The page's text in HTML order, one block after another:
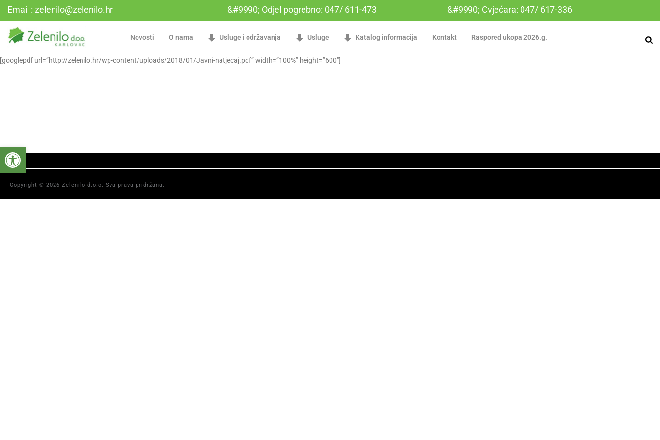
Open toolbar
Email : zelenilo@zelenilo.hr &#9990; Odjel pogrebno: 047/ 611-473 &#9990; Cvjećara: 047/ 617-336
Novosti O nama Usluge i održavanja Usluge Katalog informacija Kontakt Raspored ukopa 2026.g.
[googlepdf url=”http://zelenilo.hr/wp-content/uploads/2018/01/Javni-natjecaj.pdf” width=”100%” height=”600″]
Copyright © 2026 Zelenilo d.o.o. Sva prava pridržana.